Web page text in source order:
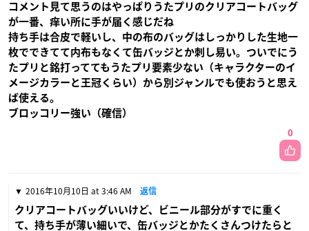
コメント見て思うのはやっぱりうたプリのクリアコートバッグ
が一番、痒い所に手が届く感じだね
持ち手は合皮で軽いし、中の布のバッグはしっかりした生地一
枚でできてて内布もなくて缶バッジとか刺し易い。ついでにう
たプリと銘打っててもうたプリ要素少ない（キャラクターのイ
メージカラーと王冠くらい）から別ジャンルでも使おうと思え
ば使える。
ブロッコリー強い（確信）
0
2016年10月10日 at 3:46 AM 返信
クリアコートバッグいいけど、ビニール部分がすでに重く
て、持ち手が薄い細いで、缶バッジとかたくさんつけたらと